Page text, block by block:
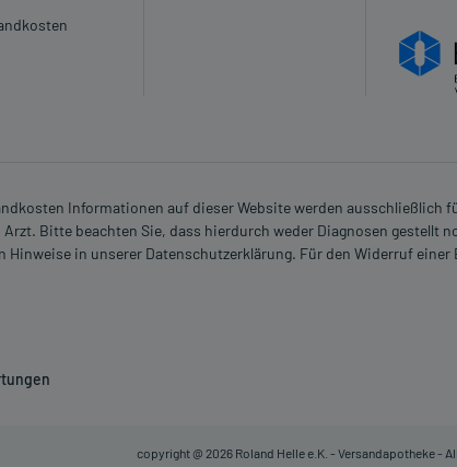
Informationen auf dieser Website werden
Bitte beachten Sie, dass hierdurch weder Diagnosen gestellt
in unserer Datenschutzerklärung. Für den Widerruf einer
copyright @ 2026 Roland Helle e.K. - Versandapotheke -